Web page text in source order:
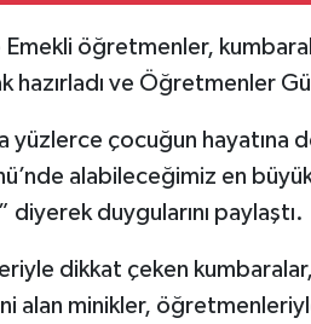
Emekli öğretmenler,
hazırladı ve Öğretmenler
yüzlerce çocuğun hayatına
alabileceğimiz en
duygularını paylaştı.
dikkat çeken
alan minikler,